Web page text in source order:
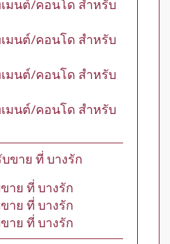
มนต์/คอนโด สำหรับ
มนต์/คอนโด สำหรับ
มนต์/คอนโด สำหรับ
มนต์/คอนโด สำหรับ
ขาย ที่ บางรัก
าย ที่ บางรัก
าย ที่ บางรัก
าย ที่ บางรัก